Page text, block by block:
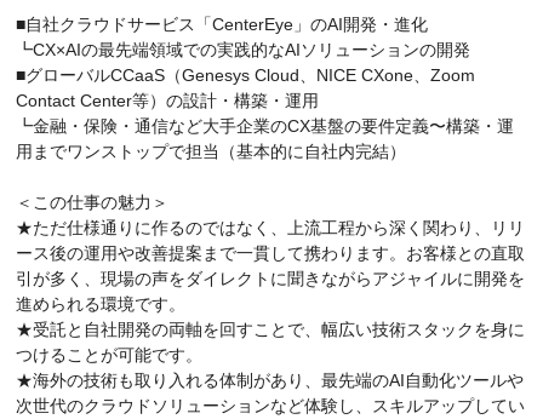
■自社クラウドサービス「CenterEye」のAI開発・進化
┗CX×AIの最先端領域での実践的なAIソリューションの開発
■グローバルCCaaS（Genesys Cloud、NICE CXone、Zoom
Contact Center等）の設計・構築・運用
┗金融・保険・通信など大手企業のCX基盤の要件定義〜構築・運
用までワンストップで担当（基本的に自社内完結）
＜この仕事の魅力＞
★ただ仕様通りに作るのではなく、上流工程から深く関わり、リリ
ース後の運用や改善提案まで一貫して携わります。お客様との直取
引が多く、現場の声をダイレクトに聞きながらアジャイルに開発を
進められる環境です。
★受託と自社開発の両軸を回すことで、幅広い技術スタックを身に
つけることが可能です。
★海外の技術も取り入れる体制があり、最先端のAI自動化ツールや
次世代のクラウドソリューションなど体験し、スキルアップしてい